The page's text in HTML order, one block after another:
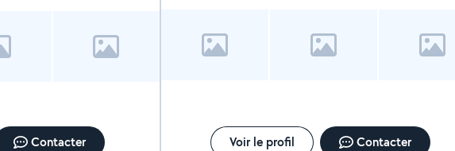
Contacter
bonheurs et réussite dans leurs projets et ambitions
respectives. Très sainstifaite !! Je recommande pour leurs
Voir le profil Contacter